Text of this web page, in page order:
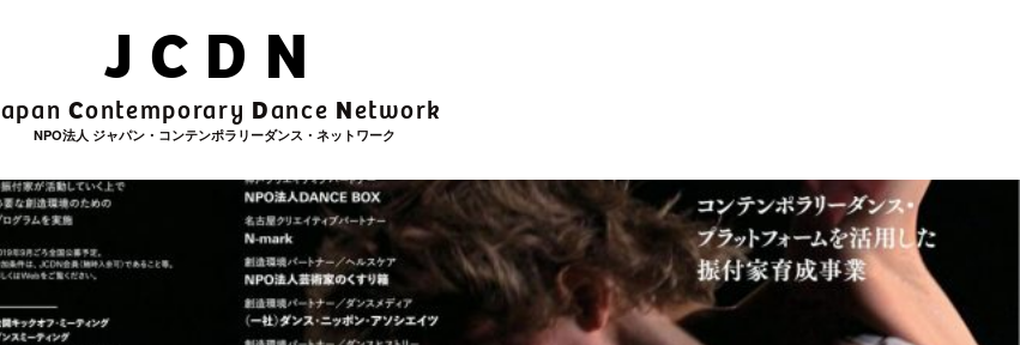
JCDN
apanContemporary Dance Network
NPO法人 ジャパン・コンテンポラリーダンス・ネットワーク